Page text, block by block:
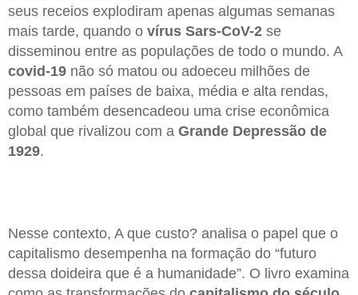
seus receios explodiram apenas algumas semanas
mais tarde, quando o vírus Sars-CoV-2 se
disseminou entre as populações de todo o mundo. A
covid-19 não só matou ou adoeceu milhões de
pessoas em países de baixa, média e alta rendas,
como também desencadeou uma crise econômica
global que rivalizou com a Grande Depressão de
1929.
Nesse contexto, A que custo? analisa o papel que o
capitalismo desempenha na formação do “futuro
dessa doideira que é a humanidade”. O livro examina